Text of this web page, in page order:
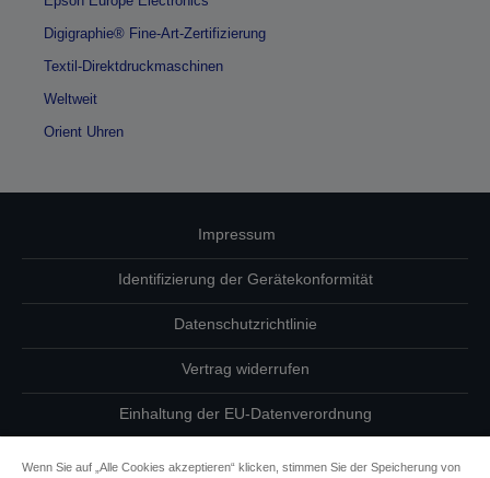
Digigraphie® Fine-Art-Zertifizierung
Textil-Direktdruckmaschinen
Weltweit
Orient Uhren
Impressum
Identifizierung der Gerätekonformität
Datenschutzrichtlinie
Vertrag widerrufen
Einhaltung der EU-Datenverordnung
Wenn Sie auf „Alle Cookies akzeptieren“ klicken, stimmen Sie der Speicherung von